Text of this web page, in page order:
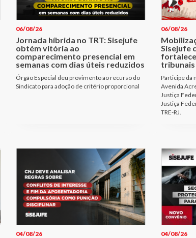
06/08/26
Jornada híbrida no TRT: Sisejufe
obtém vitória ao
comparecimento presencial em
semanas com dias úteis reduzidos
Órgão Especial deu provimento ao recurso do
Sindicato para adoção de critério proporcional
06/08/26
Sisejufe
tribunais
Participe da
Avenida
Justiça
Justiça
TRE-RJ.
04/08/26 04/08/26